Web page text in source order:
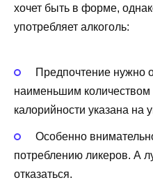
хочет быть в форме,
употребляет алкоголь:
Предпочтение нужно
наименьшим
калорийности указана на
Особенно
потреблению ликеров. А
отказаться.